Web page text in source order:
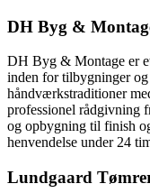
DH Byg &
DH Byg & Montage er
inden for tilbygninger
håndværkstraditioner
professionel rådgivning
og opbygning til finish
henvendelse under 24
Lundgaard